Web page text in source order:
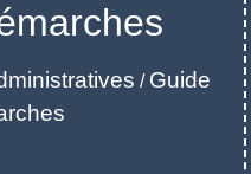
/ Guide